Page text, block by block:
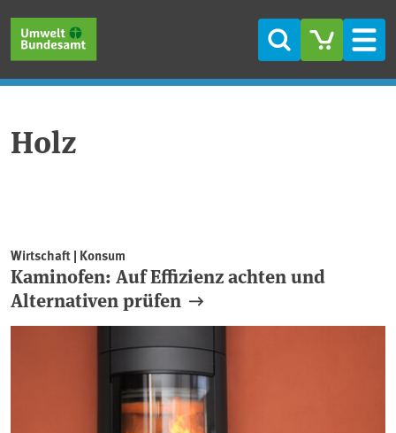
Suche
Holz
Wirtschaft | Konsum
Kaminofen: Auf Effizienz achten und
Alternativen prüfen